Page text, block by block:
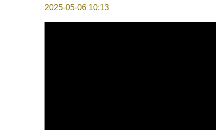
2025-05-06 10:13